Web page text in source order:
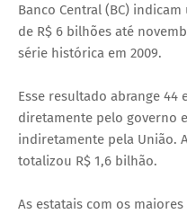
Banco Central (BC)
de R$ 6 bilhões até
série histórica em 2009.
Esse resultado abrange
diretamente pelo governo
indiretamente pela União.
totalizou R$ 1,6 bilhão.
As estatais com os